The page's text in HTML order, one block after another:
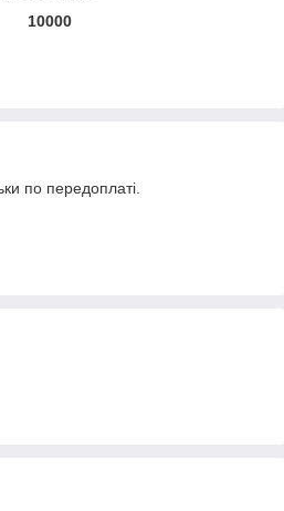
10000
по передоплаті.